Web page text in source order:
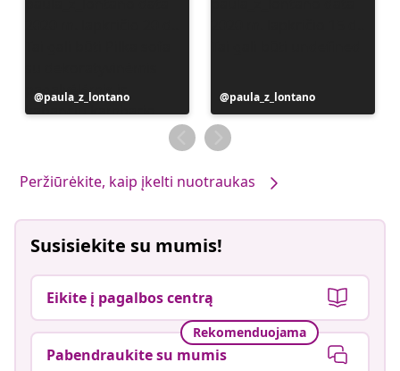
Įrašą
paskelbė
paula_z_lontano
Įrašą
paskelbė
paula_z_lontano
Peržiūrėkite, kaip įkelti nuotraukas
Susisiekite su mumis!
Eikite į pagalbos centrą
Rekomenduojama
Pabendraukite su mumis